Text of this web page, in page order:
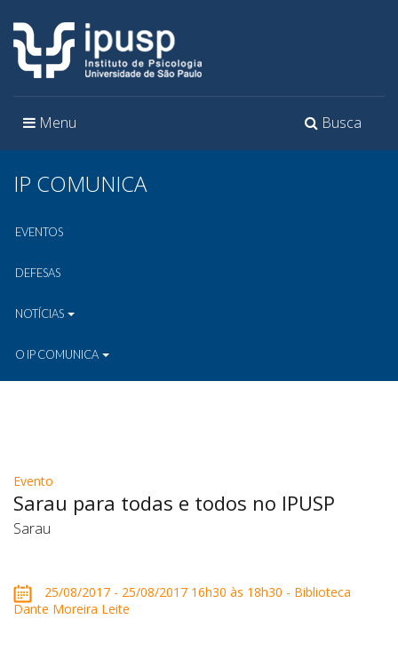
Toggle
Busca
Toggle
Menu
IP COMUNICA
EVENTOS
DEFESAS
NOTÍCIAS
O IP COMUNICA
Evento
Sarau para todas e todos no IPUSP
Sarau
25/08/2017 - 25/08/2017 16h30 às 18h30 - Biblioteca
Dante Moreira Leite